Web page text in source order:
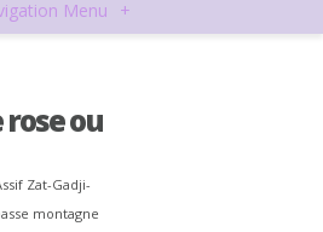
Menu +
ou
Zat-Gadji-
montagne